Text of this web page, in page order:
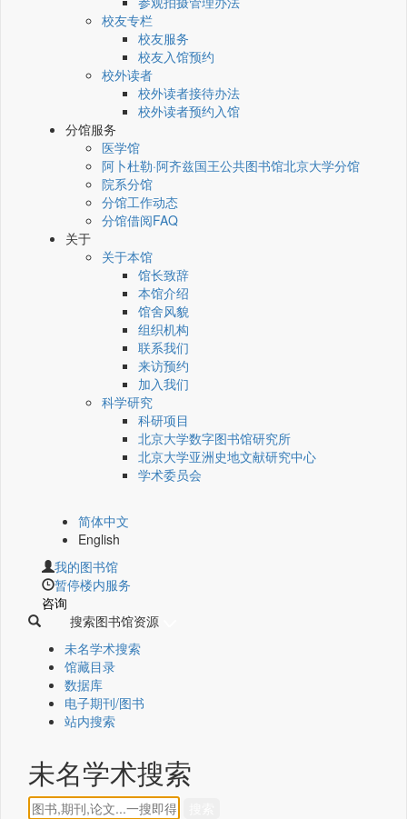
校友专栏
校友服务
校友入馆预约
校外读者
校外读者接待办法
校外读者预约入馆
分馆服务
医学馆
阿卜杜勒·阿齐兹国王公共图书馆北京大学分馆
院系分馆
分馆工作动态
分馆借阅FAQ
关于
关于本馆
馆长致辞
本馆介绍
馆舍风貌
组织机构
联系我们
来访预约
加入我们
科学研究
科研项目
北京大学数字图书馆研究所
北京大学亚洲史地文献研究中心
学术委员会
简体中文
English
我的图书馆
暂停楼内服务
咨询
搜索图书馆资源
未名学术搜索
馆藏目录
数据库
电子期刊/图书
站内搜索
未名学术搜索